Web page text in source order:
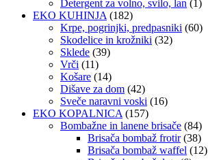
Detergent za volno, svilo, lan (1)
EKO KUHINJA (182)
Krpe, pogrinjki, predpasniki (60)
Skodelice in krožniki (32)
Sklede (39)
Vrči (11)
Košare (14)
Dišave za dom (42)
Sveče naravni voski (16)
EKO KOPALNICA (157)
Bombažne in lanene brisače (84)
Brisača bombaž frotir (38)
Brisača bombaž waffel (12)